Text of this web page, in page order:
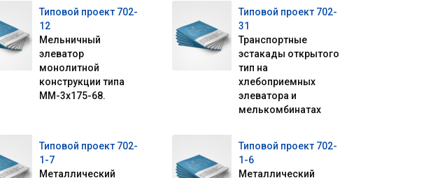
Типовой проект 702-
12
Мельничный
элеватор
монолитной
конструкции типа
ММ-3х175-68.
Типовой проект 702-
31
Транспортные
эстакады открытого
тип на
хлебоприемных
элеватора и
мелькомбинатах
Типовой проект 702-
1-7
Металлический
Типовой проект 702-
1-6
Металлический